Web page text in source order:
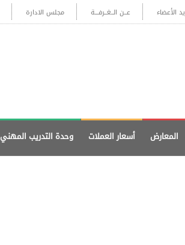
الأعضاء عــن الــغــرفـــة مجلس الادارة
المعارض أسعار العملات وحدة التدريب المهني